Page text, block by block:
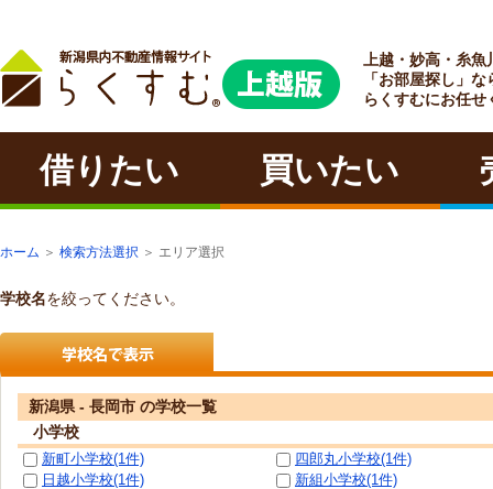
ラクチン
上越・妙高・糸魚
「お部屋探し」な
らくすむにお任せ
借りたい 買いたい
ホーム ＞ 検索方法選択 ＞ エリア選択
学校名を絞ってください。
新潟県 - 長岡市 の学校一覧
小学校
新町小学校(1件)
四郎丸小学校(1件)
日越小学校(1件)
新組小学校(1件)